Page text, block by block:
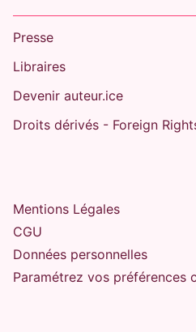
Presse
Libraires
Devenir auteur.ice
Droits dérivés - Foreign
Mentions Légales
CGU
Données personnelles
Paramétrez vos préférences